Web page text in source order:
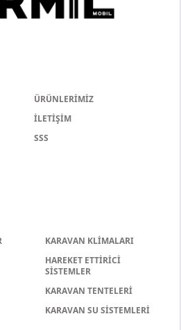
ÜRÜNLERİMİZ
İLETİŞİM
SSS
KARAVAN KLİMALARI
HAREKET ETTİRİCİ
SİSTEMLER
KARAVAN TENTELERİ
KARAVAN SU SİSTEMLERİ